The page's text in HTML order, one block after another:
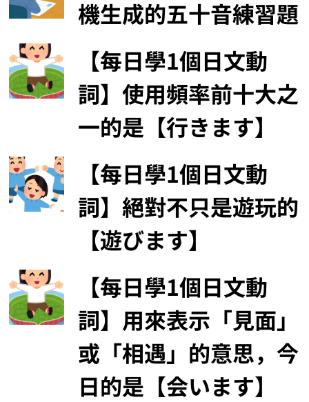
機生成的五十音練習題
【每日學1個日文動
詞】使用頻率前十大之
一的是【行きます】
【每日學1個日文動
詞】絕對不只是遊玩的
【遊びます】
【每日學1個日文動
詞】用來表示「見面」
或「相遇」的意思，今
日的是【会います】